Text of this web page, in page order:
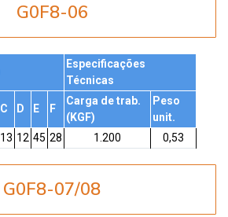
G0F8-06
Especificações
Técnicas
C D E F
Carga de trab.
(KGF)
Peso
unit.
13 12 45 28 1.200 0,53
G0F8-07/08